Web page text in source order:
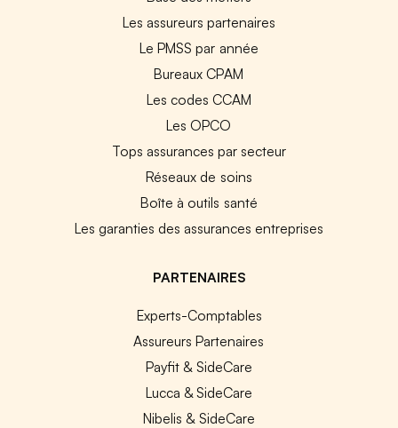
Les assureurs partenaires
Le PMSS par année
Bureaux CPAM
Les codes CCAM
Les OPCO
Tops assurances par secteur
Réseaux de soins
Boîte à outils santé
Les garanties des assurances entreprises
PARTENAIRES
Experts-Comptables
Assureurs Partenaires
Payfit & SideCare
Lucca & SideCare
Nibelis & SideCare